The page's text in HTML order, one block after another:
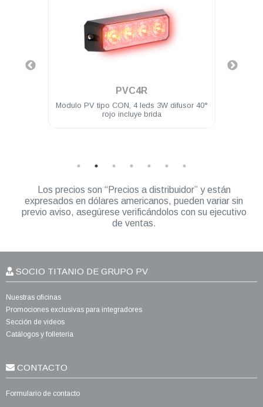
PVC4R
Modulo PV tipo CON, 4 leds 3W difusor 40°
rojo incluye brida
Los precios son “Precios a distribuidor” y están
expresados en dólares americanos, pueden variar sin
previo aviso, asegúrese verificándolos con su ejecutivo
de ventas.
SOCIO TITANIO DE GRUPO PV
Nuestras oficinas
Promociones exclusivas para integradores
Sección de videos
Catálogos y folletería
CONTACTO
Formulario de contacto